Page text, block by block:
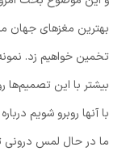
بهترین مغزهای جهان
تخمین خواهیم زد.
بیشتر با این تصمیم‌ها
با آنها روبرو شویم
ما در حال لمس درونی